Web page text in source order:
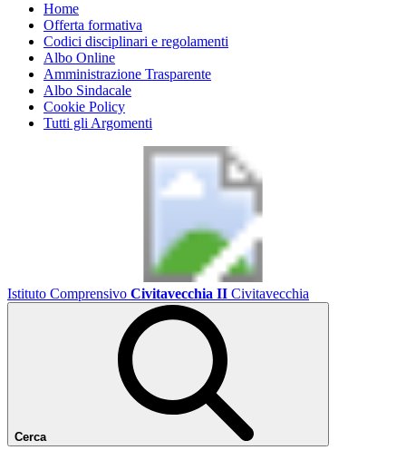
Home
Offerta formativa
Codici disciplinari e regolamenti
Albo Online
Amministrazione Trasparente
Albo Sindacale
Cookie Policy
Tutti gli Argomenti
Istituto Comprensivo Civitavecchia II Civitavecchia
Cerca